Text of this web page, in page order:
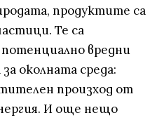
продуктите са
Те са
вредни
околната среда:
произход от
И още нещо